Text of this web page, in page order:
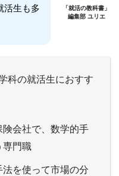
活生も多
「就活の教科書」
編集部 ユリエ
科の就活生におすす
険会社で、数学的手
専門職
法を使って市場の分